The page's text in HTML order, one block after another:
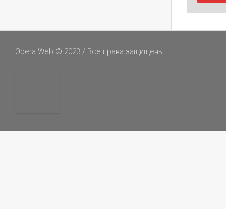
Opera Web © 2023 / Все права защищены.